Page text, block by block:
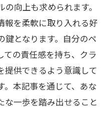
向上も求められます。
報を柔軟に取り入れる好
鍵となります。自分のペ
ての責任感を持ち、クラ
提供できるよう意識して
。本記事を通じて、あな
な一歩を踏み出せること